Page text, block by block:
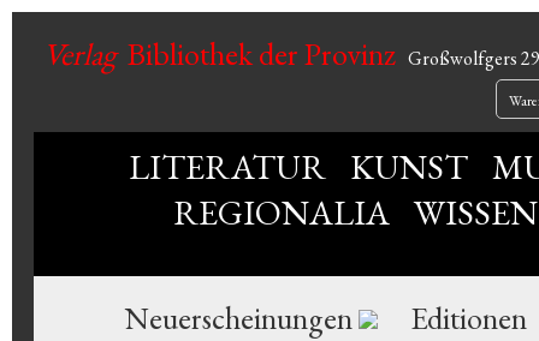
VerlagBibliothek der Provinz Großwolfgers 29
LITERATUR KUNST
REGIONALIA
Neuerscheinungen
Editionen